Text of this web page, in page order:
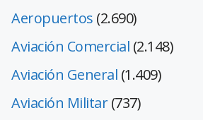
Aeropuertos (2.690)
Aviación Comercial (2.148)
Aviación General (1.409)
Aviación Militar(737)